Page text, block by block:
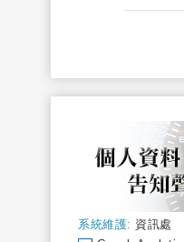
系統維護: 資訊處